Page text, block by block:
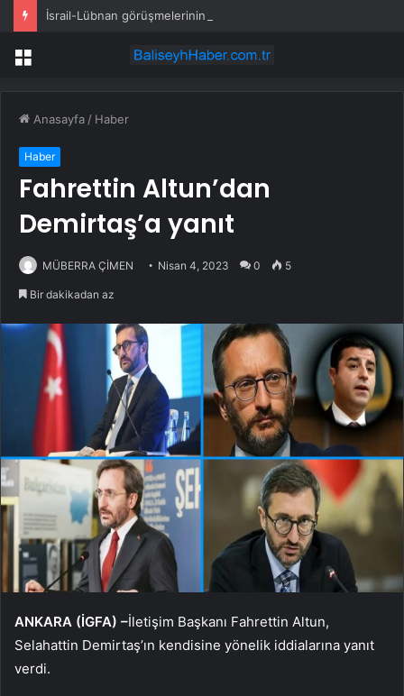
İsrail-Lübnan görüşmelerinin yeni turu Roma’da yapılacak
Menü
Anasayfa / Haber
Haber
Fahrettin Altun’dan
Demirtaş’a yanıt
MÜBERRA ÇİMEN Nisan 4, 2023 0 5
Bir dakikadan az
ANKARA (İGFA) –İletişim Başkanı Fahrettin Altun,
Selahattin Demirtaş’ın kendisine yönelik iddialarına yanıt
verdi.